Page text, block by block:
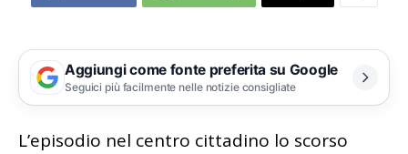
Aggiungi come fonte preferita su Google
Seguici più facilmente nelle notizie consigliate
L’episodio nel centro cittadino lo scorso